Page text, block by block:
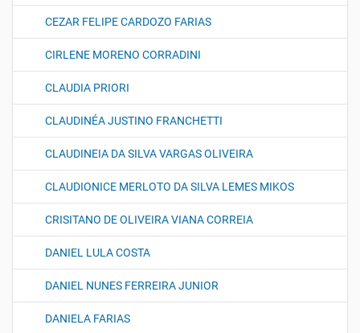
CEZAR FELIPE CARDOZO FARIAS
CIRLENE MORENO CORRADINI
CLAUDIA PRIORI
CLAUDINÉA JUSTINO FRANCHETTI
CLAUDINEIA DA SILVA VARGAS OLIVEIRA
CLAUDIONICE MERLOTO DA SILVA LEMES MIKOS
CRISITANO DE OLIVEIRA VIANA CORREIA
DANIEL LULA COSTA
DANIEL NUNES FERREIRA JUNIOR
DANIELA FARIAS